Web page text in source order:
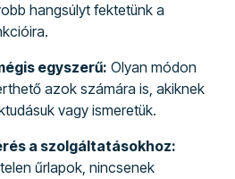
hangsúlyt fektetünk a
egyszerű: Olyan módon
azok számára is, akiknek
vagy ismeretük.
a szolgáltatásokhoz:
űrlapok, nincsenek